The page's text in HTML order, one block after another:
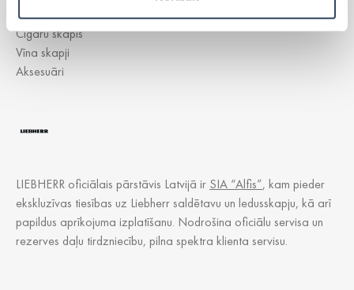
LIEBHERR oficiālais pārstāvis Latvijā ir SIA “Alfis”, kam pieder
ekskluzīvas tiesības uz Liebherr saldētavu un ledusskapju, kā arī
papildus aprīkojuma izplatīšanu. Nodrošina oficiālu servisa un
rezerves daļu tirdzniecību, pilna spektra klienta servisu.
Lādes
Cigāru skapis
Vīna skapji
Aksesuāri